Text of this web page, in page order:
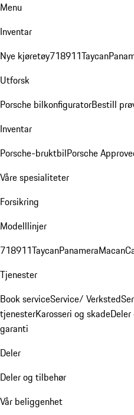
Menu
Inventar
Nye kjøretøy718911Taycan
Utforsk
Porsche bilkonfiguratorBestill
Inventar
Porsche-bruktbilPorsche
Våre spesialiteter
Forsikring
Modelllinjer
718911TaycanPanameraMacan
Tjenester
Book serviceService/ Verksted
tjenesterKarosseri og skade
garanti
Deler
Deler og tilbehør
Vår beliggenhet